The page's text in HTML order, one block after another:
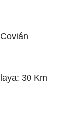
30 Km